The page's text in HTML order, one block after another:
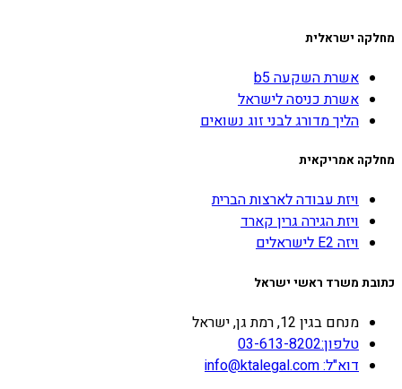
מחלקה ישראלית
אשרת השקעה b5
אשרת כניסה לישראל
הליך מדורג לבני זוג נשואים
מחלקה אמריקאית
ויזת עבודה לארצות הברית
ויזת הגירה גרין קארד
ויזה E2 לישראלים
כתובת משרד ראשי ישראל
מנחם בגין 12, רמת גן, ישראל
טלפון:03-613-8202
דוא"ל: info@ktalegal.com